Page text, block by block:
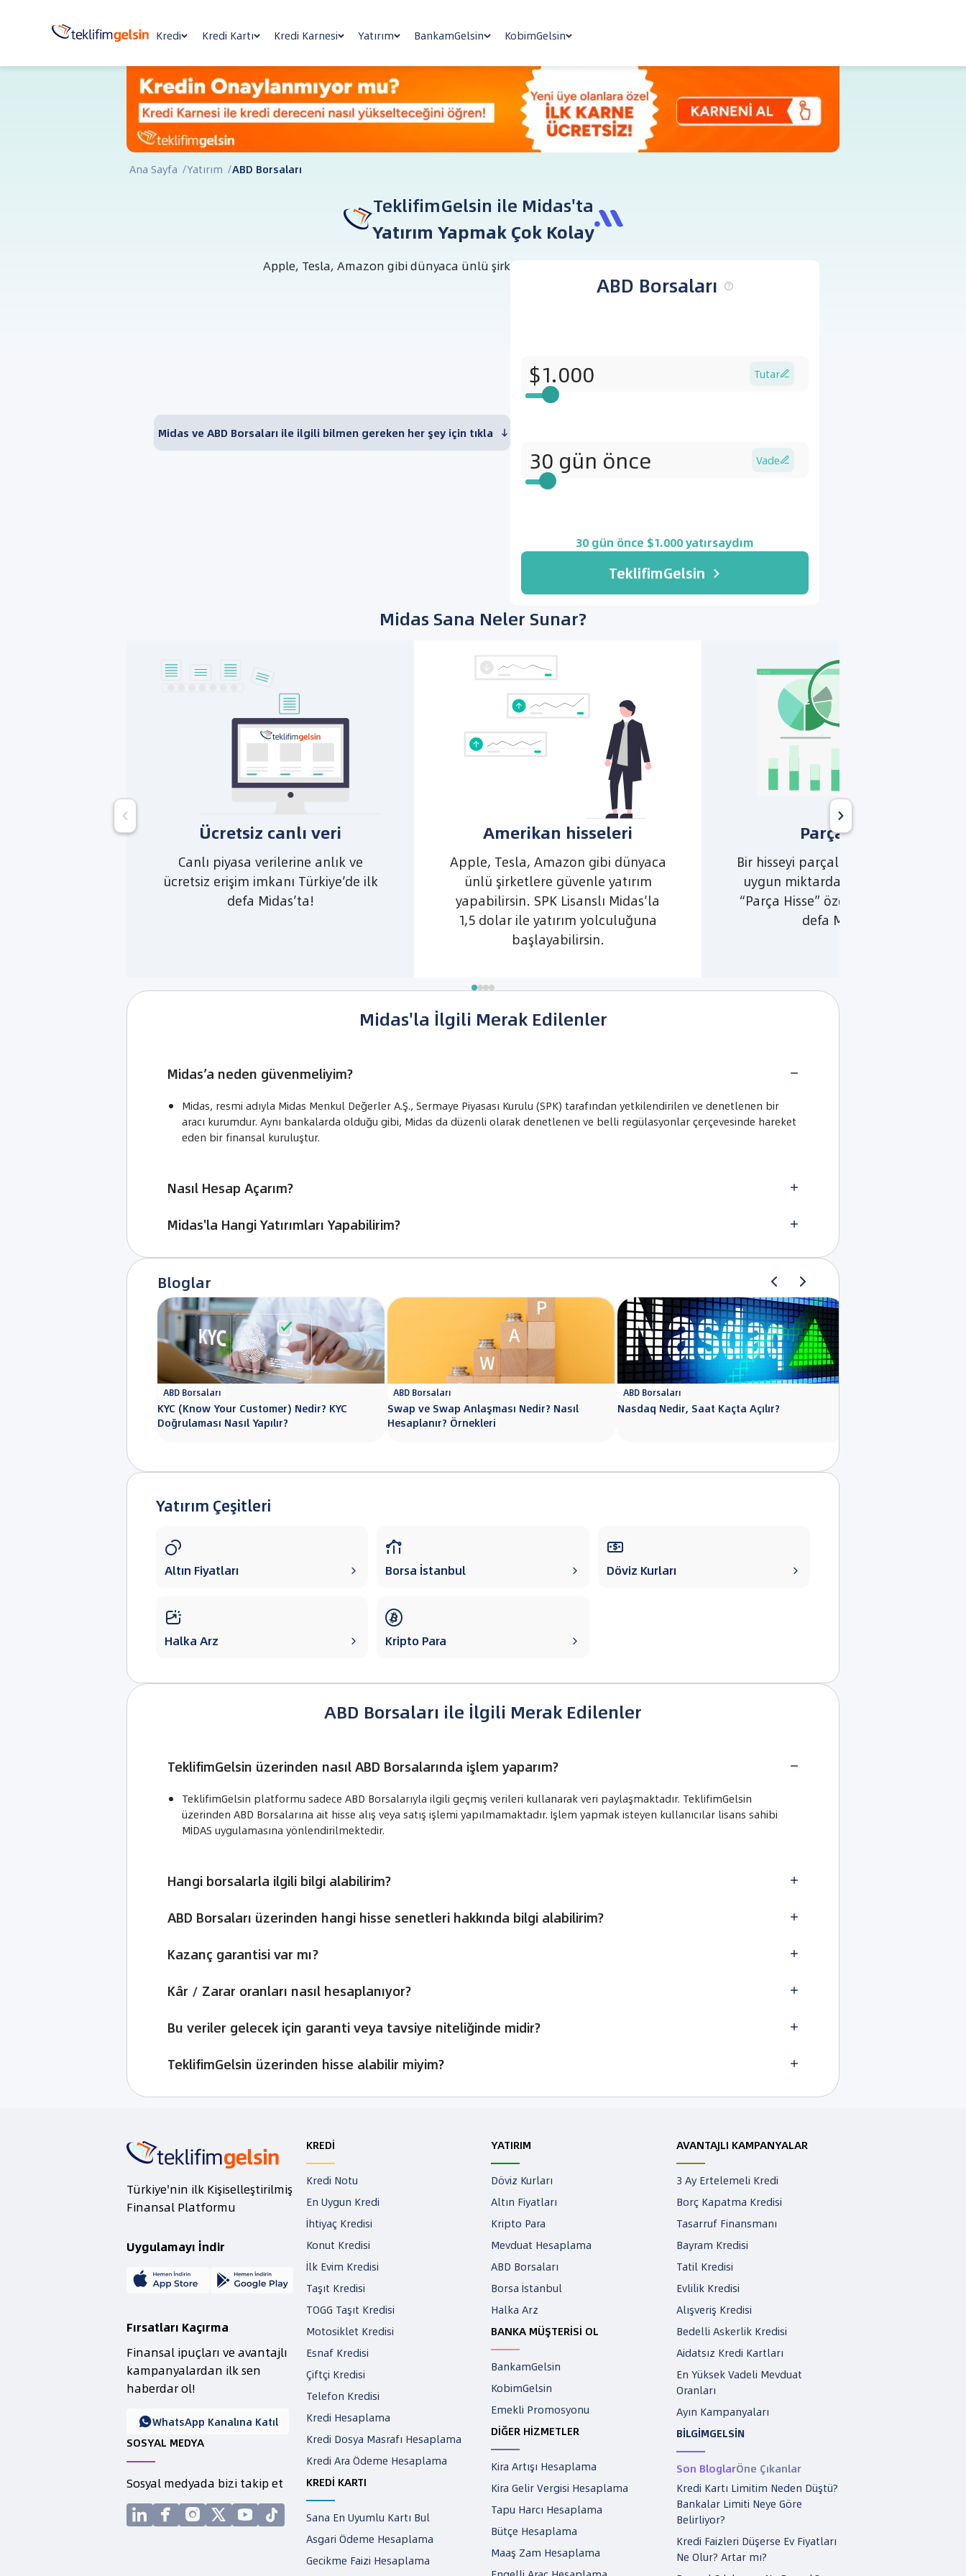
Kredi Kredi Kartı Kredi Karnesi Yatırım BankamGelsin KobimGelsin
Ana Sayfa /Yatırım /ABD Borsaları
TeklifimGelsin ile Midas'ta
Yatırım Yapmak Çok Kolay
Apple, Tesla, Amazon gibi dünyaca ünlü şirketlere güvenle yatırım yapabilirsin.
Midas ve ABD Borsaları ile ilgili bilmen gereken her şey için tıkla
ABD Borsaları
Tutar
Vade
30 gün önce $1.000yatırsaydım
TeklifimGelsin
Midas Sana Neler Sunar?
Ücretsiz canlı veri
Canlı piyasa verilerine anlık ve
ücretsiz erişim imkanı Türkiye’de ilk
defa Midas’ta!
Amerikan hisseleri
Apple, Tesla, Amazon gibi dünyaca
ünlü şirketlere güvenle yatırım
yapabilirsin. SPK Lisanslı Midas’la
1,5 dolar ile yatırım yolculuğuna
başlayabilirsin.
Parça Hisse
Bir hisseyi parçalara bölüp bütçene
uygun miktarda almanı sağlayan
“Parça Hisse” özelliği Türkiye’de ilk
defa Midas’ta.
Midas'la İlgili Merak Edilenler
Midas’a neden güvenmeliyim?
Midas, resmi adıyla Midas Menkul Değerler A.Ş., Sermaye Piyasası Kurulu (SPK) tarafından yetkilendirilen ve denetlenen bir
aracı kurumdur. Aynı bankalarda olduğu gibi, Midas da düzenli olarak denetlenen ve belli regülasyonlar çerçevesinde hareket
eden bir finansal kuruluştur.
Nasıl Hesap Açarım?
Midas'la Hangi Yatırımları Yapabilirim?
Bloglar
ABD Borsaları
KYC (Know Your Customer) Nedir? KYC
Doğrulaması Nasıl Yapılır?
ABD Borsaları
Swap ve Swap Anlaşması Nedir? Nasıl
Hesaplanır? Örnekleri
ABD Borsaları
Nasdaq Nedir, Saat Kaçta Açılır?
Yatırım Çeşitleri

Altın Fiyatları


Borsa İstanbul


Döviz Kurları


Halka Arz


Kripto Para

ABD Borsaları ile İlgili Merak Edilenler
TeklifimGelsin üzerinden nasıl ABD Borsalarında işlem yaparım?
TeklifimGelsin platformu sadece ABD Borsalarıyla ilgili geçmiş verileri kullanarak veri paylaşmaktadır. TeklifimGelsin
üzerinden ABD Borsalarına ait hisse alış veya satış işlemi yapılmamaktadır. İşlem yapmak isteyen kullanıcılar lisans sahibi
MİDAS uygulamasına yönlendirilmektedir.
Hangi borsalarla ilgili bilgi alabilirim?
ABD Borsaları üzerinden hangi hisse senetleri hakkında bilgi alabilirim?
Kazanç garantisi var mı?
Kâr / Zarar oranları nasıl hesaplanıyor?
Bu veriler gelecek için garanti veya tavsiye niteliğinde midir?
TeklifimGelsin üzerinden hisse alabilir miyim?
Türkiye'nin ilk Kişiselleştirilmiş
Finansal Platformu
Uygulamayı İndir
Fırsatları Kaçırma
Finansal ipuçları ve avantajlı
kampanyalardan ilk sen
haberdar ol!
WhatsApp Kanalına Katıl
SOSYAL MEDYA
Sosyal medyada bizi takip et

    
KREDİ
Kredi Notu
En Uygun Kredi
İhtiyaç Kredisi
Konut Kredisi
İlk Evim Kredisi
Taşıt Kredisi
TOGG Taşıt Kredisi
Motosiklet Kredisi
Esnaf Kredisi
Çiftçi Kredisi
Telefon Kredisi
Kredi Hesaplama
Kredi Dosya Masrafı Hesaplama
Kredi Ara Ödeme Hesaplama
KREDİ KARTI
Sana En Uyumlu Kartı Bul
Asgari Ödeme Hesaplama
Gecikme Faizi Hesaplama
YATIRIM
Döviz Kurları
Altın Fiyatları
Kripto Para
Mevduat Hesaplama
ABD Borsaları
Borsa İstanbul
Halka Arz
BANKA MÜŞTERİSİ OL
BankamGelsin
KobimGelsin
Emekli Promosyonu
DİĞER HİZMETLER
Kira Artışı Hesaplama
Kira Gelir Vergisi Hesaplama
Tapu Harcı Hesaplama
Bütçe Hesaplama
Maaş Zam Hesaplama
AVANTAJLI KAMPANYALAR
3 Ay Ertelemeli Kredi
Borç Kapatma Kredisi
Tasarruf Finansmanı
Bayram Kredisi
Tatil Kredisi
Evlilik Kredisi
Alışveriş Kredisi
Bedelli Askerlik Kredisi
Aidatsız Kredi Kartları
En Yüksek Vadeli Mevduat
Oranları
Ayın Kampanyaları
BİLGİMGELSİN
Son BloglarÖne Çıkanlar
Kredi Kartı Limitim Neden Düştü?
Bankalar Limiti Neye Göre
Belirliyor?
Kredi Faizleri Düşerse Ev Fiyatları
Ne Olur? Artar mı?